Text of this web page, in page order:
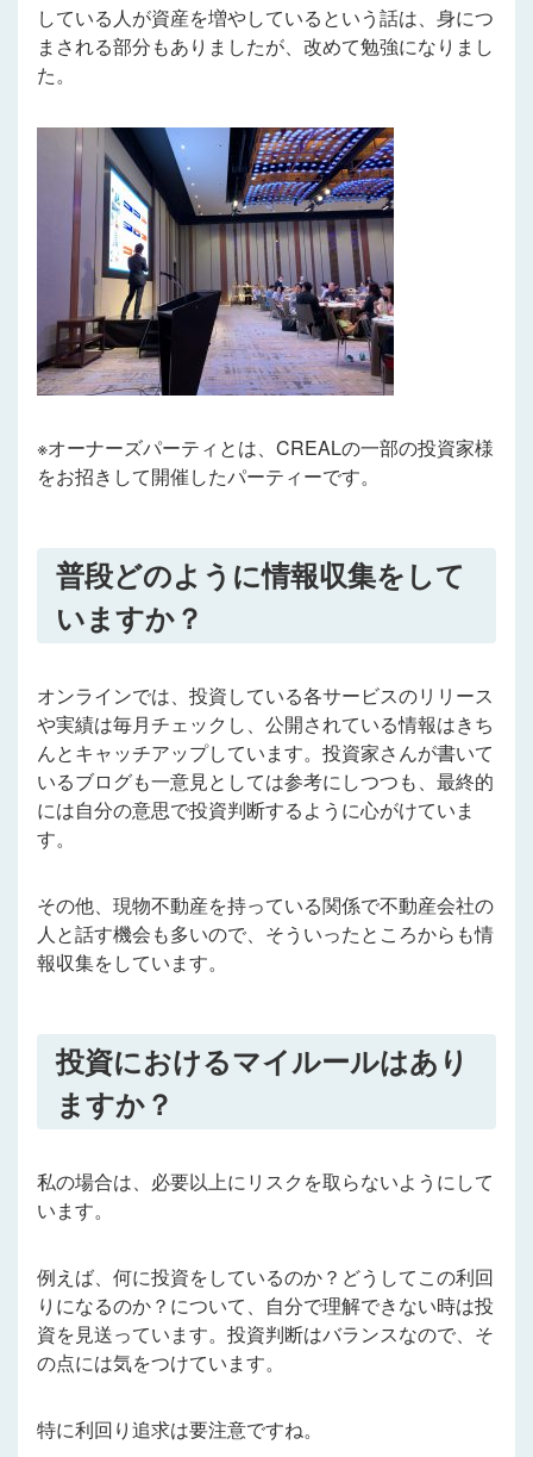
している人が資産を増やしているという話は、身につ
まされる部分もありましたが、改めて勉強になりまし
た。
※オーナーズパーティとは、CREALの一部の投資家様
をお招きして開催したパーティーです。
普段どのように情報収集をして
いますか？
オンラインでは、投資している各サービスのリリース
や実績は毎月チェックし、公開されている情報はきち
んとキャッチアップしています。投資家さんが書いて
いるブログも一意見としては参考にしつつも、最終的
には自分の意思で投資判断するように心がけていま
す。
その他、現物不動産を持っている関係で不動産会社の
人と話す機会も多いので、そういったところからも情
報収集をしています。
投資におけるマイルールはあり
ますか？
私の場合は、必要以上にリスクを取らないようにして
います。
例えば、何に投資をしているのか？どうしてこの利回
りになるのか？について、自分で理解できない時は投
資を見送っています。投資判断はバランスなので、そ
の点には気をつけています。
特に利回り追求は要注意ですね。